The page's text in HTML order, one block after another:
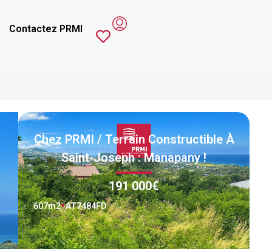
Contactez PRMI
Chez PRMI / Terrain Constructible À
Saint-Joseph : Manapany !
191 000€
m2
607 AT7484FD